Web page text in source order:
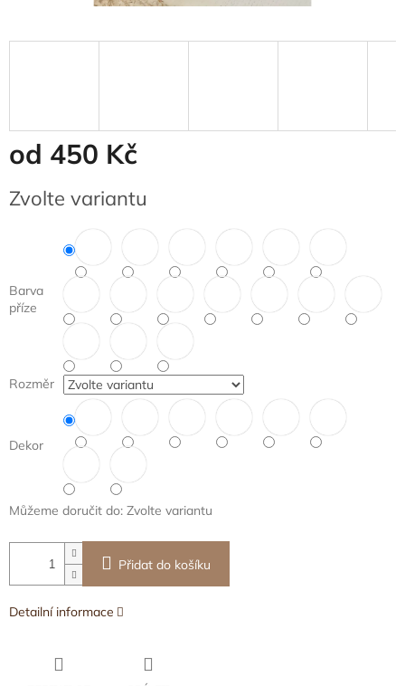
od 450 Kč
cena:
Zvolte variantu
Barva
příze
Rozměr
Dekor
Můžeme doručit do: Zvolte variantu
Přidat do košíku
Detailní informace